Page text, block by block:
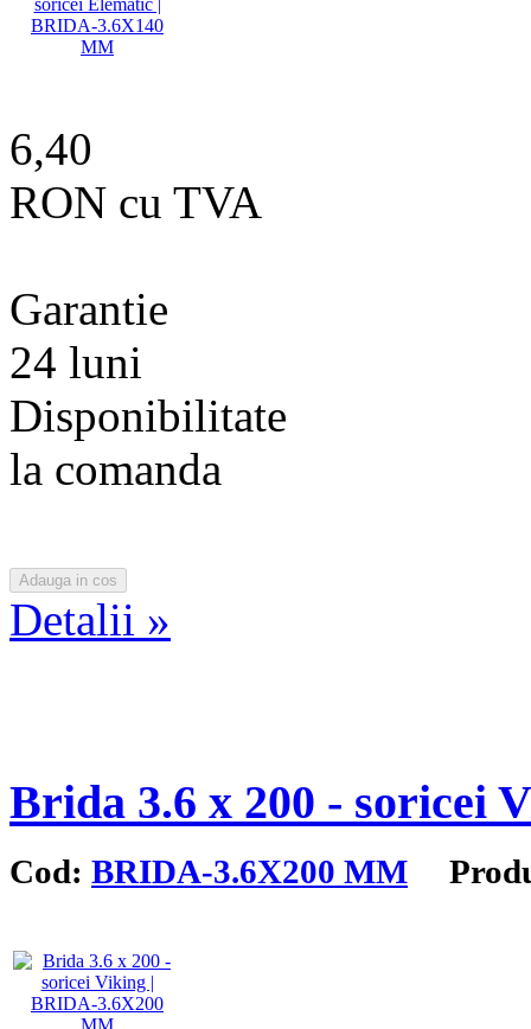
6,40
RON cu TVA
Garantie
24 luni
Disponibilitate
la comanda
Detalii »
Brida 3.6 x 200 - soricei
Cod: BRIDA-3.6X200 MM